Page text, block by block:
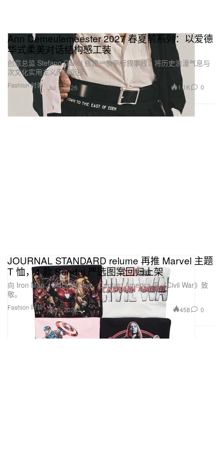
Fashion 时装
Ann Demeulemeester 2027 春夏前系列：以爱德
华式柔美对话结构感工装
创意总监 Stefano Gallici 搭建一条平行叙事线，将历史浪漫气息与
次文化实用主义无缝衔接。
Jul 1, 2026 1.1K 0
Fashion 时装
JOURNAL STANDARD relume 再推 Marvel 主题
T 恤，4 款 Sendai 严选图案回归上架
向 Iron Man、Black Widow、Captain America 及《Civil War》致
敬。
Jul 1, 2026 458 0